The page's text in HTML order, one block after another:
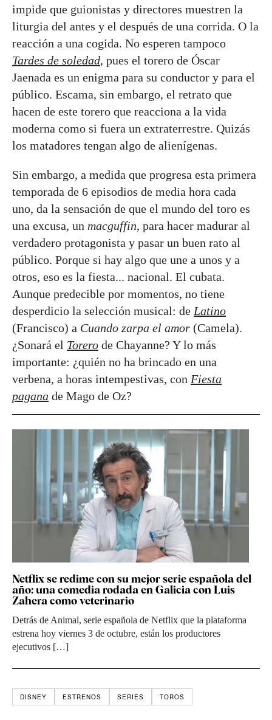
impide que guionistas y directores muestren la
liturgia del antes y el después de una corrida. O la
reacción a una cogida. No esperen tampoco
Tardes de soledad, pues el torero de Óscar
Jaenada es un enigma para su conductor y para el
público. Escama, sin embargo, el retrato que
hacen de este torero que reacciona a la vida
moderna como si fuera un extraterrestre. Quizás
los matadores tengan algo de alienígenas.
Sin embargo, a medida que progresa esta primera
temporada de 6 episodios de media hora cada
uno, da la sensación de que el mundo del toro es
una excusa, un macguffin, para hacer madurar al
verdadero protagonista y pasar un buen rato al
público. Porque si hay algo que une a unos y a
otros, eso es la fiesta... nacional. El cubata.
Aunque predecible por momentos, no tiene
desperdicio la selección musical: de Latino
(Francisco) a Cuando zarpa el amor (Camela).
¿Sonará el Torero de Chayanne? Y lo más
importante: ¿quién no ha brincado en una
verbena, a horas intempestivas, con Fiesta
pagana de Mago de Oz?
Netflix se redime con su mejor serie española del
año: una comedia rodada en Galicia con Luis
Zahera como veterinario
Detrás de Animal, serie española de Netflix que la plataforma
estrena hoy viernes 3 de octubre, están los productores
ejecutivos […]
DISNEY ESTRENOS SERIES TOROS